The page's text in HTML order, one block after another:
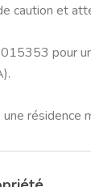
caution et
pour
résidence